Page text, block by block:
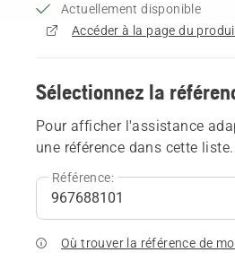
Actuellement disponible
Accéder à la page du
Sélectionnez la
Pour afficher l'assistance
une référence dans cette liste.
Référence:
Où trouver la référence de